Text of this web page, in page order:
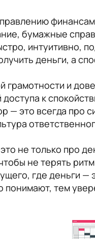
бумажные
интуитивно,
деньги, а
грамотности и
к
— это всегда про
не только про
не терять
где деньги
тем